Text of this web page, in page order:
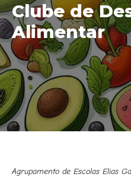
Clube de
Alimentar
Agrupamento de Escolas Elias